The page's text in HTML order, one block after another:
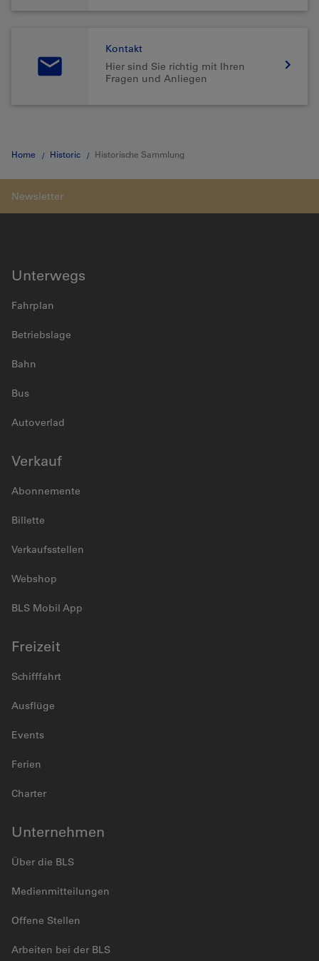
Kontakt
Hier sind Sie richtig mit Ihren
Fragen und Anliegen
Home Historic Historische Sammlung
Unterwegs
Fahrplan
Betriebslage
Bahn
Bus
Autoverlad
Verkauf
Abonnemente
Billette
Verkaufsstellen
Webshop
BLS Mobil App
Freizeit
Schifffahrt
Ausflüge
Events
Ferien
Charter
Unternehmen
Über die BLS
Medienmitteilungen
Offene Stellen
Arbeiten bei der BLS